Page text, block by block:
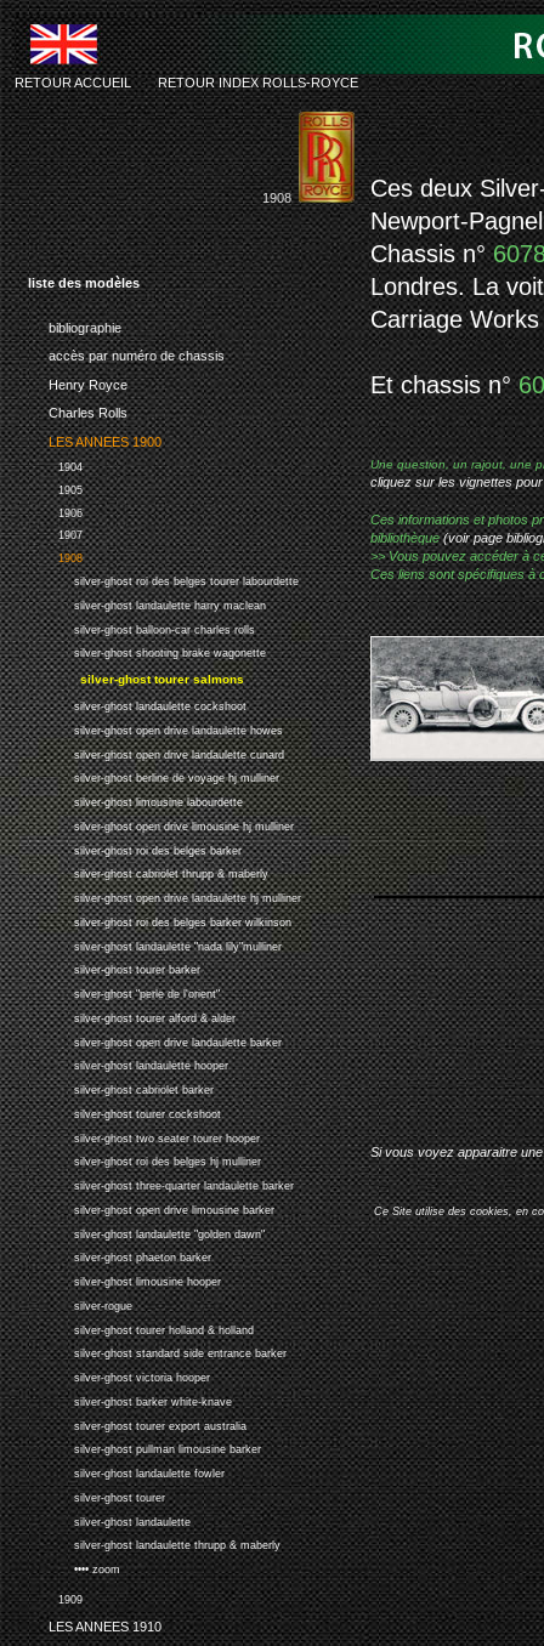
liste des modèles
bibliographie
accès par numéro de chassis
Henry Royce
Charles Rolls
LES ANNEES 1900
1904
1905
1906
1907
1908
silver-ghost roi des belges tourer labourdette
silver-ghost landaulette harry maclean
silver-ghost balloon-car charles rolls
silver-ghost shooting brake wagonette
silver-ghost tourer salmons
silver-ghost landaulette cockshoot
silver-ghost open drive landaulette howes
silver-ghost open drive landaulette cunard
silver-ghost berline de voyage hj mulliner
silver-ghost limousine labourdette
silver-ghost open drive limousine hj mulliner
silver-ghost roi des belges barker
silver-ghost cabriolet thrupp & maberly
silver-ghost open drive landaulette hj mulliner
silver-ghost roi des belges barker wilkinson
silver-ghost landaulette "nada lily"mulliner
silver-ghost tourer barker
silver-ghost "perle de l'orient"
silver-ghost tourer alford & alder
silver-ghost open drive landaulette barker
silver-ghost landaulette hooper
silver-ghost cabriolet barker
silver-ghost tourer cockshoot
silver-ghost two seater tourer hooper
silver-ghost roi des belges hj mulliner
silver-ghost three-quarter landaulette barker
silver-ghost open drive limousine barker
silver-ghost landaulette "golden dawn"
silver-ghost phaeton barker
silver-ghost limousine hooper
silver-rogue
silver-ghost tourer holland & holland
silver-ghost standard side entrance barker
silver-ghost victoria hooper
silver-ghost barker white-knave
silver-ghost tourer export australia
silver-ghost pullman limousine barker
silver-ghost landaulette fowler
silver-ghost tourer
silver-ghost landaulette
silver-ghost landaulette thrupp & maberly
•••• zoom
1909
LES ANNEES 1910
rolls-
RETOUR ACCUEIL-RETOUR INDEX ROLLS-ROYCE
1908
Ces deux
Newport-
Chassis n°
Londres. La
Carriage
Et chassis n°
Une question, un rajout, une
cliquez sur les vignettes
Ces informations et photos
bibliothèque(voir page
>> Vous pouvez accéder à
Ces liens sont spécifiques à
Si vous voyez apparaitre
Ce Site utilise des cookies, en